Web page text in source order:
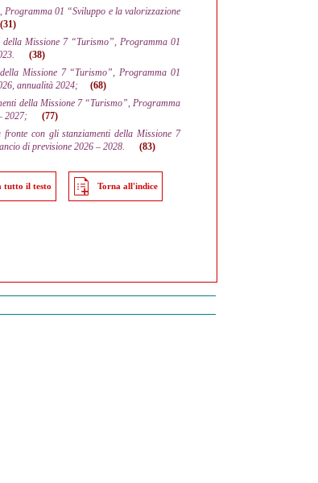
01 “Sviluppo e la valorizzazione
(31)
Missione 7 “Turismo”, Programma 01
(38)
Missione 7 “Turismo”, Programma 01
annualità 2024;
(68)
della Missione 7 “Turismo”, Programma
2027;
(77)
con gli stanziamenti della Missione 7
di previsione 2026 – 2028.
(83)
tutto il testo Torna all'indice